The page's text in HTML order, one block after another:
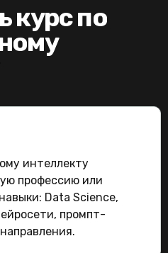
курс по
интеллекту
профессию или
Data Science,
промпт-